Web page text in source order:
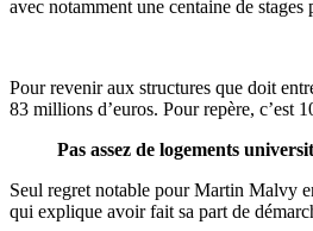
avec notamment une centaine de stages
Pour revenir aux structures que doit
83 millions d’euros. Pour repère, c’est
Pas assez de logements
Seul regret notable pour Martin Malvy
qui explique avoir fait sa part de